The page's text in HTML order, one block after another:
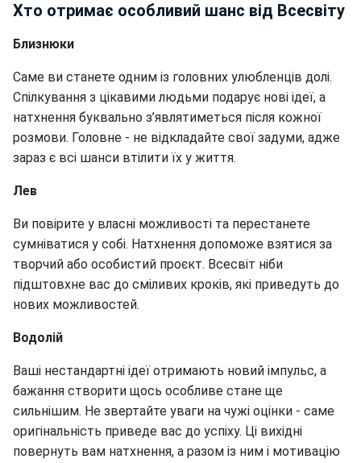
Хто отримає особливий шанс від Всесвіту
Близнюки
Саме ви станете одним із головних улюбленців долі.
Спілкування з цікавими людьми подарує нові ідеї, а
натхнення буквально з’являтиметься після кожної
розмови. Головне - не відкладайте свої задуми, адже
зараз є всі шанси втілити їх у життя.
Лев
Ви повірите у власні можливості та перестанете
сумніватися у собі. Натхнення допоможе взятися за
творчий або особистий проєкт. Всесвіт ніби
підштовхне вас до сміливих кроків, які приведуть до
нових можливостей.
Водолій
Ваші нестандартні ідеї отримають новий імпульс, а
бажання створити щось особливе стане ще
сильнішим. Не звертайте уваги на чужі оцінки - саме
оригінальність приведе вас до успіху. Ці вихідні
повернуть вам натхнення, а разом із ним і мотивацію